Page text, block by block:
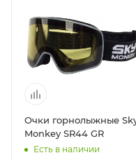
Очки горнолыжные
Monkey SR44 GR
Есть в наличии